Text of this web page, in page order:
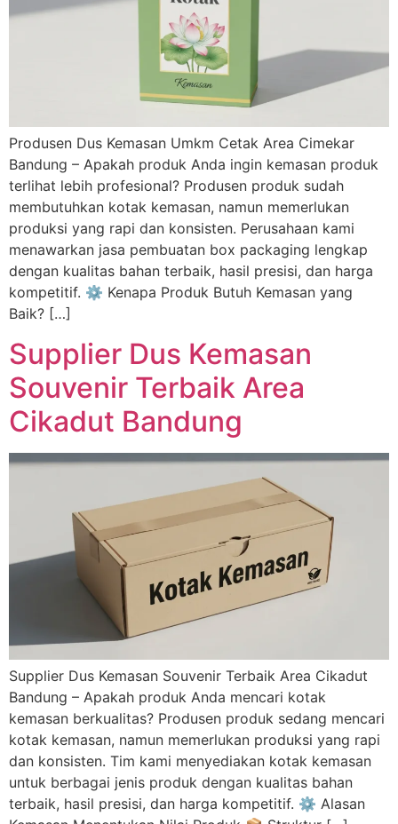
Produsen Dus Kemasan Umkm Cetak Area Cimekar
Bandung – Apakah produk Anda ingin kemasan produk
terlihat lebih profesional? Produsen produk sudah
membutuhkan kotak kemasan, namun memerlukan
produksi yang rapi dan konsisten. Perusahaan kami
menawarkan jasa pembuatan box packaging lengkap
dengan kualitas bahan terbaik, hasil presisi, dan harga
kompetitif. ⚙️ Kenapa Produk Butuh Kemasan yang
Baik? […]
Supplier Dus Kemasan
Souvenir Terbaik Area
Cikadut Bandung
Supplier Dus Kemasan Souvenir Terbaik Area Cikadut
Bandung – Apakah produk Anda mencari kotak
kemasan berkualitas? Produsen produk sedang mencari
kotak kemasan, namun memerlukan produksi yang rapi
dan konsisten. Tim kami menyediakan kotak kemasan
untuk berbagai jenis produk dengan kualitas bahan
terbaik, hasil presisi, dan harga kompetitif. ⚙️ Alasan